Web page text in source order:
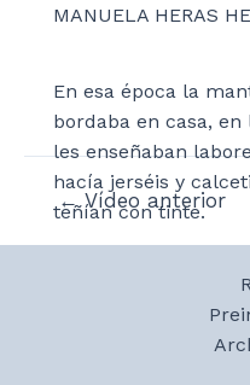
MANUELA HERAS
En esa época la
bordaba en casa,
les enseñaban
hacía jerséis y
teñían con tinte.
Navegación
←Vídeo anterior